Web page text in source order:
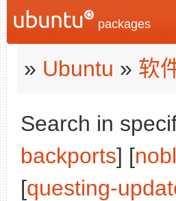
packages
» Ubuntu » 软
Search in
backports] [
[questing-